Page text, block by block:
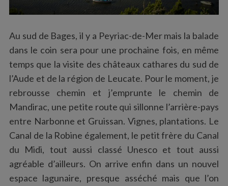
Au sud de Bages, il y a Peyriac-de-Mer mais la balade
dans le coin sera pour une prochaine fois, en même
temps que la visite des châteaux cathares du sud de
l’Aude et de la région de Leucate. Pour le moment, je
rebrousse chemin et j’emprunte le chemin de
Mandirac, une petite route qui sillonne l’arrière-pays
entre Narbonne et Gruissan. Vignes, plantations. Le
Canal de la Robine également, le petit frère du Canal
du Midi, tout aussi classé Unesco et tout aussi
agréable d’ailleurs. On arrive enfin dans un nouvel
espace lagunaire, presque asséché mais que l’on